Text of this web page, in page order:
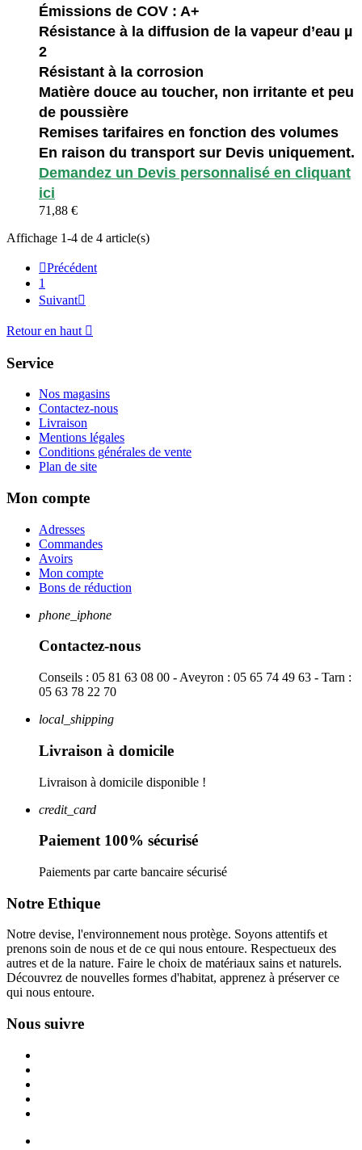
Émissions de COV : A+
Résistance à la diffusion de la vapeur d’eau µ
2
Résistant à la corrosion
Matière douce au toucher, non irritante et peu
de poussière
Remises tarifaires en fonction des volumes
En raison du transport sur Devis uniquement.
Demandez un Devis personnalisé en cliquant
ici
71,88 €
Affichage 1-4 de 4 article(s)
Précédent
1
Suivant
Retour en haut 
Service
Nos magasins
Contactez-nous
Livraison
Mentions légales
Conditions générales de vente
Plan de site
Mon compte
Adresses
Commandes
Avoirs
Mon compte
Bons de réduction
phone_iphone
Contactez-nous
Conseils : 05 81 63 08 00 - Aveyron : 05 65 74 49 63 - Tarn :
05 63 78 22 70
local_shipping
Livraison à domicile
Livraison à domicile disponible !
credit_card
Paiement 100% sécurisé
Paiements par carte bancaire sécurisé
Notre Ethique
Notre devise, l'environnement nous protège. Soyons attentifs et
prenons soin de nous et de ce qui nous entoure. Respectueux des
autres et de la nature. Faire le choix de matériaux sains et naturels.
Découvrez de nouvelles formes d'habitat, apprenez à préserver ce
qui nous entoure.
Nous suivre